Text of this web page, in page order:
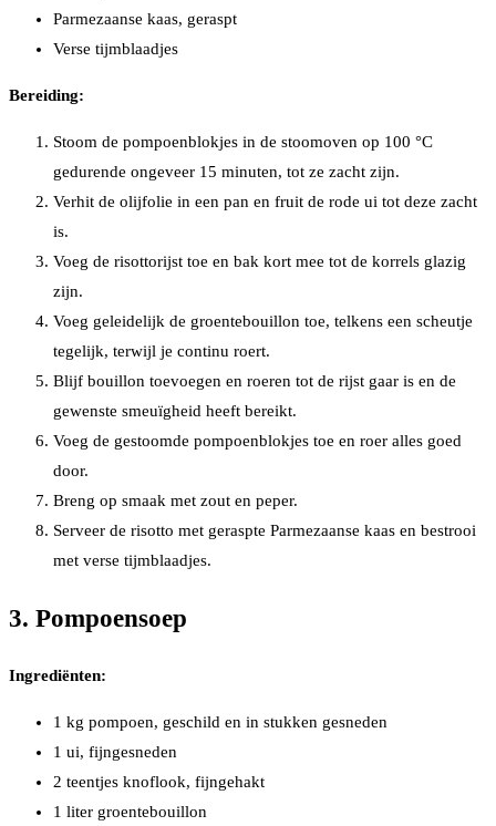
Parmezaanse kaas, geraspt
Verse tijmblaadjes
Bereiding:
Stoom de pompoenblokjes in de stoomoven op 100 °C
gedurende ongeveer 15 minuten, tot ze zacht zijn.
Verhit de olijfolie in een pan en fruit de rode ui tot deze zacht
is.
Voeg de risottorijst toe en bak kort mee tot de korrels glazig
zijn.
Voeg geleidelijk de groentebouillon toe, telkens een scheutje
tegelijk, terwijl je continu roert.
Blijf bouillon toevoegen en roeren tot de rijst gaar is en de
gewenste smeuïgheid heeft bereikt.
Voeg de gestoomde pompoenblokjes toe en roer alles goed
door.
Breng op smaak met zout en peper.
Serveer de risotto met geraspte Parmezaanse kaas en bestrooi
met verse tijmblaadjes.
3. Pompoensoep
Ingrediënten:
1 kg pompoen, geschild en in stukken gesneden
1 ui, fijngesneden
2 teentjes knoflook, fijngehakt
1 liter groentebouillon